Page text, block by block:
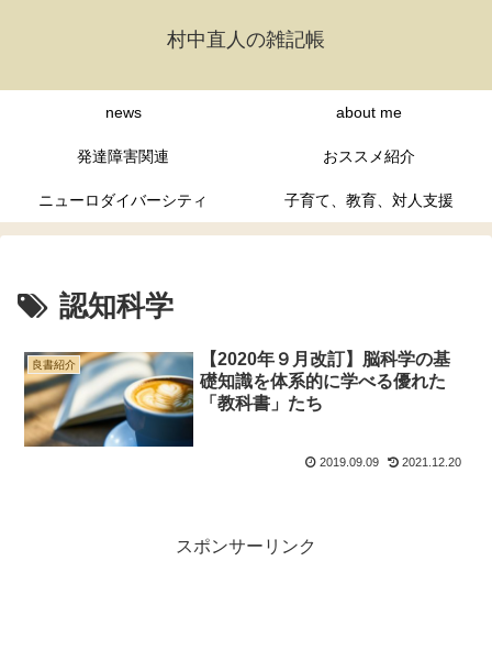
村中直人の雑記帳
news about me
発達障害関連 おススメ紹介
ニューロダイバーシティ 子育て、教育、対人支援
認知科学
良書紹介
【2020年９月改訂】脳科学の基
礎知識を体系的に学べる優れた
「教科書」たち
2019.09.09 2021.12.20
スポンサーリンク